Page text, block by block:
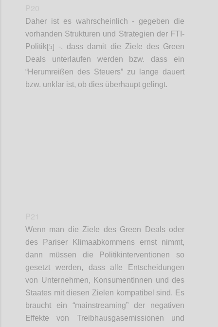
Daher ist es wahrscheinlich - gegeben die
vorhanden Strukturen und Strategien der FTI-
Politik[5] -, dass damit die Ziele des Green
Deals unterlaufen werden bzw. dass ein
“Herumreißen des Steuers” zu lange dauert
bzw. unklar ist, ob dies überhaupt gelingt.
Wenn man die Ziele des Green Deals oder
des Pariser Klimaabkommens ernst nimmt,
dann müssen die Politikinterventionen so
gesetzt werden, dass alle Entscheidungen
von Unternehmen, KonsumentInnen und des
Staates mit diesen Zielen kompatibel sind. Es
braucht ein “mainstreaming” der negativen
Effekte von Treibhausgasemissionen und